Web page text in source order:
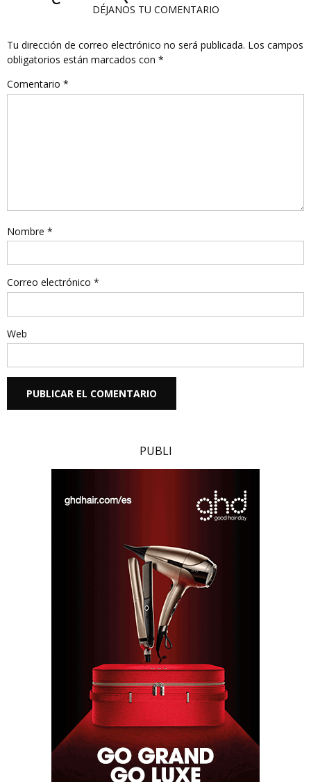
DÉJANOS TU COMENTARIO
Tu dirección de correo electrónico no será publicada. Los campos
obligatorios están marcados con *
Comentario *
Nombre *
Correo electrónico *
Web
PUBLI